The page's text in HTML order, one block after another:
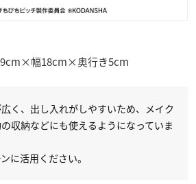
9cm×幅18cm×奥行き5cm
く、出し入れがしやすいため、メイク
収納などにも使えるようになっていま
に活用ください。